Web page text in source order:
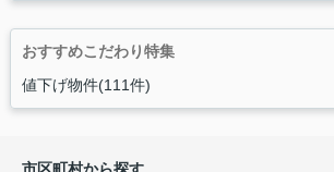
おすすめこだわり特集
値下げ物件(111件)